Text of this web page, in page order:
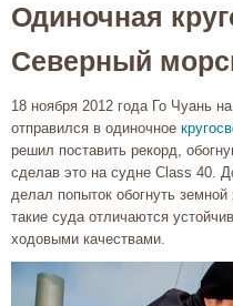
Одиночная
Северный
18 ноября 2012 года Го Чуань
отправился в одиночное
решил поставить рекорд,
сделав это на судне Class 40.
делал попыток обогнуть земной
такие суда отличаются
ходовыми качествами.